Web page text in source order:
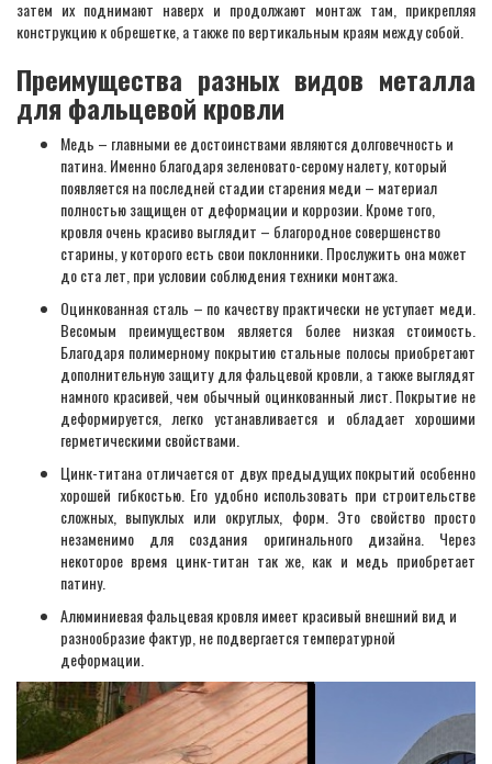
затем их поднимают наверх и продолжают монтаж там, прикрепляя
конструкцию к обрешетке, а также по вертикальным краям между собой.
Преимущества разных видов металла
для фальцевой кровли
Медь – главными ее достоинствами являются долговечность и
патина. Именно благодаря зеленовато-серому налету, который
появляется на последней стадии старения меди – материал
полностью защищен от деформации и коррозии. Кроме того,
кровля очень красиво выглядит – благородное совершенство
старины, у которого есть свои поклонники. Прослужить она может
до ста лет, при условии соблюдения техники монтажа.
Оцинкованная сталь – по качеству практически не уступает меди.
Весомым преимуществом является более низкая стоимость.
Благодаря полимерному покрытию стальные полосы приобретают
дополнительную защиту для фальцевой кровли, а также выглядят
намного красивей, чем обычный оцинкованный лист. Покрытие не
деформируется, легко устанавливается и обладает хорошими
герметическими свойствами.
Цинк-титана отличается от двух предыдущих покрытий особенно
хорошей гибкостью. Его удобно использовать при строительстве
сложных, выпуклых или округлых, форм. Это свойство просто
незаменимо для создания оригинального дизайна. Через
некоторое время цинк-титан так же, как и медь приобретает
патину.
Алюминиевая фальцевая кровля имеет красивый внешний вид и
разнообразие фактур, не подвергается температурной
деформации.